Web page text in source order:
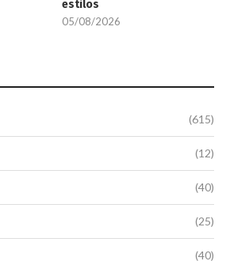
estilos
05/08/2026
(615)
(12)
(40)
(25)
(40)